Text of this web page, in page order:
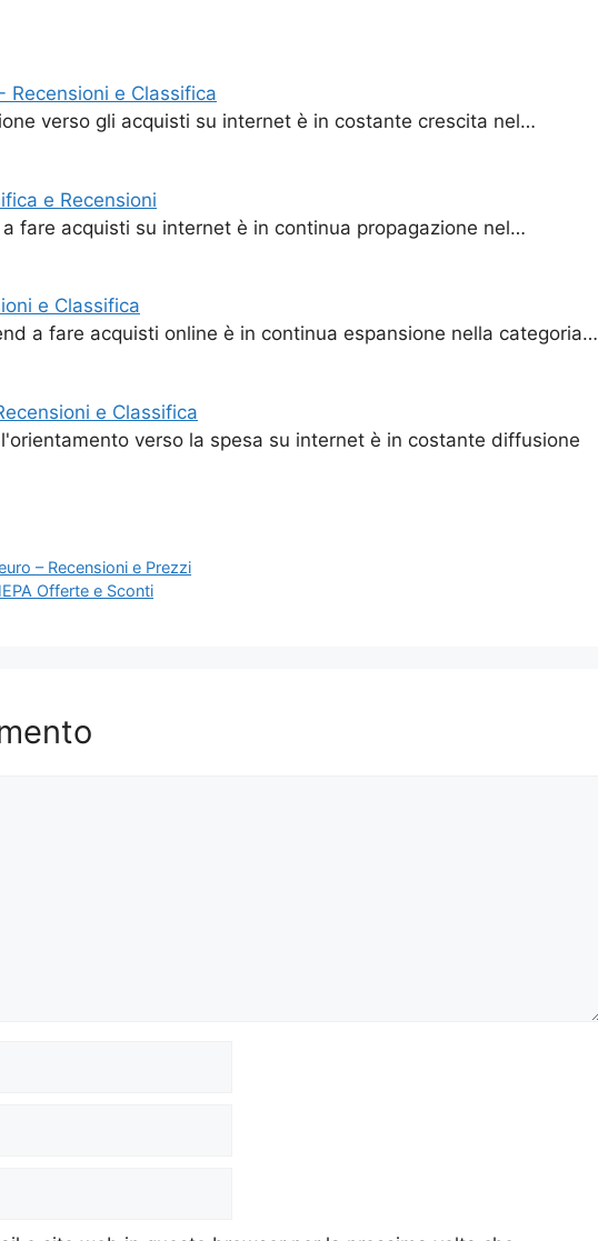
Recensioni e Classifica
verso gli acquisti su internet è in costante crescita nel…
e Recensioni
fare acquisti su internet è in continua propagazione nel…
e Classifica
a fare acquisti online è in continua espansione nella categoria…
e Classifica
verso la spesa su internet è in costante diffusione
– Recensioni e Prezzi
Offerte e Sconti